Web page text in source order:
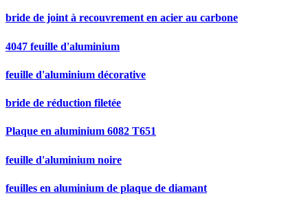
bride de joint à recouvrement en acier au carbone
4047 feuille d'aluminium
feuille d'aluminium décorative
bride de réduction filetée
Plaque en aluminium 6082 T651
feuille d'aluminium noire
feuilles en aluminium de plaque de diamant